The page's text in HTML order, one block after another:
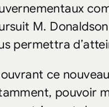
M.
permettra
ce
pouvoir